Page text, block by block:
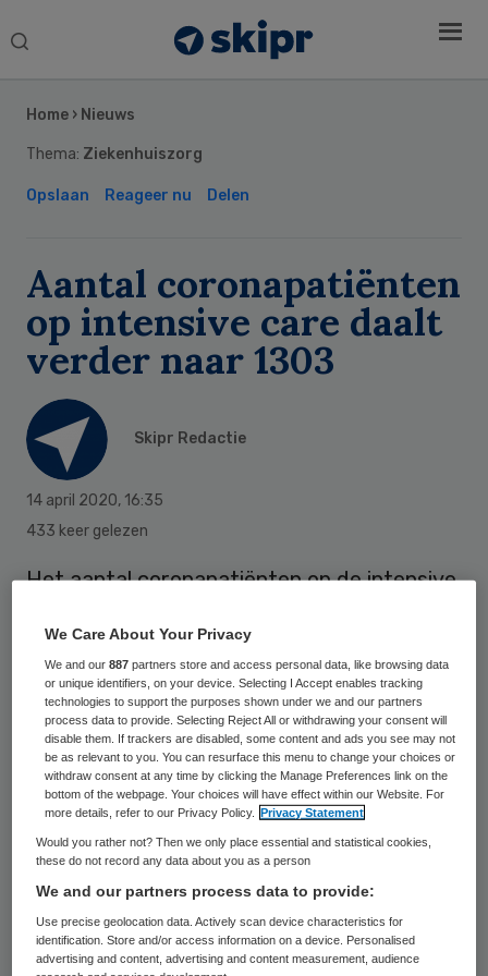
Search
Home › Nieuws
Thema: Ziekenhuiszorg
Opslaan Reageer nu Delen
Aantal coronapatiënten
op intensive care daalt
verder naar 1303
Skipr Redactie
14 april 2020, 16:35
433 keer gelezen
Het aantal coronapatiënten op de intensive
maandag waren het er 1338. Dat maakte
het Landelijk Coördinatiecentrum Patiënten
Spreiding (LCPS) dinsdag bekend.
Van de Nederlandse coronapatiënten op de
ic liggen er 1248 in Nederland. Dat zijn er 35
minder dan maandag (1283). 55 patiënten
liggen in Duitsland, evenveel als maandag.
De afgelopen 24 uur hoefden slechts
negen mensen te worden verplaatst tussen
Sidebar
We Care About Your Privacy
We and our887 partners store and access personal data, like browsing data
or unique identifiers, on your device. Selecting I Accept enables tracking
technologies to support the purposes shown under we and our partners
process data to provide. Selecting Reject All or withdrawing your consent will
disable them. If trackers are disabled, some content and ads you see may not
be as relevant to you. You can resurface this menu to change your choices or
withdraw consent at any time by clicking the Manage Preferences link on the
bottom of the webpage. Your choices will have effect within our Website. For
more details, refer to our Privacy Policy.
Privacy Statement
Would you rather not? Then we only place essential and statistical cookies,
these do not record any data about you as a person
We and our partners process data to provide:
Use precise geolocation data. Actively scan device characteristics for
identification. Store and/or access information on a device. Personalised
advertising and content, advertising and content measurement, audience